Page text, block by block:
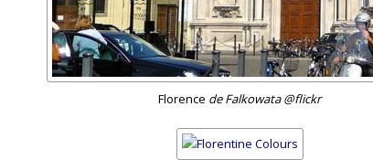
Florence de Falkowata @flickr